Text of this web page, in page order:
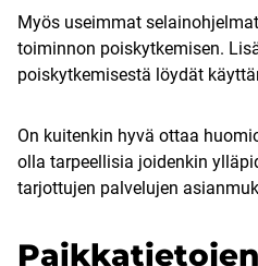
Myös useimmat
toiminnon poiskytkemisen.
poiskytkemisestä löydät
On kuitenkin hyvä ottaa
olla tarpeellisia joidenkin
tarjottujen palvelujen
Paikkatietojen